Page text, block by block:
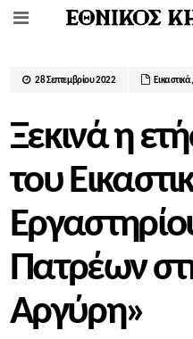
28 Σεπτεμβρίου 2022 Εικαστικά,
Ξεκινά η
του
Πατρέων
Αργύρη»